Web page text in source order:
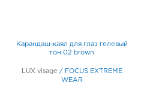
Карандаш-каял для глаз гелевый
тон 02 brown
LUX visage / FOCUS EXTREME
WEAR